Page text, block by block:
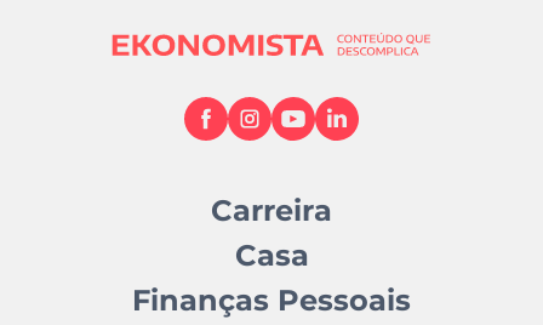
Carreira
Casa
Finanças Pessoais